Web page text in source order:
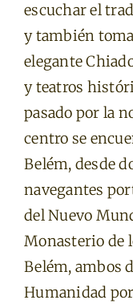
escuchar el
y también
elegante
y teatros
pasado por la
centro se
Belém, desde
navegantes
del Nuevo
Monasterio de
Belém, ambos
Humanidad por